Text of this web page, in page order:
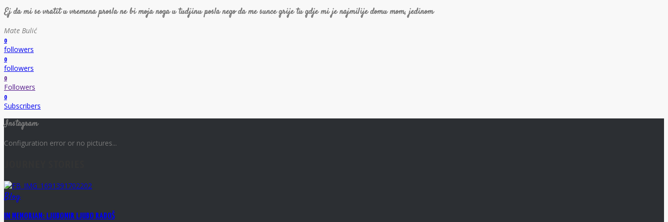
Ej da mi se vratit u vremena prosla ne bi moja noga u tudjinu posla nego da me sunce grije tu gdje mi je najmilije domu mom, jedinom
Mate Bulić
0
followers
0
followers
0
Followers
0
Subscribers
Instagram
Configuration error or no pictures...
Blog
IN MEMORIAM: LJUBOMIR LJUBO RADOŠ